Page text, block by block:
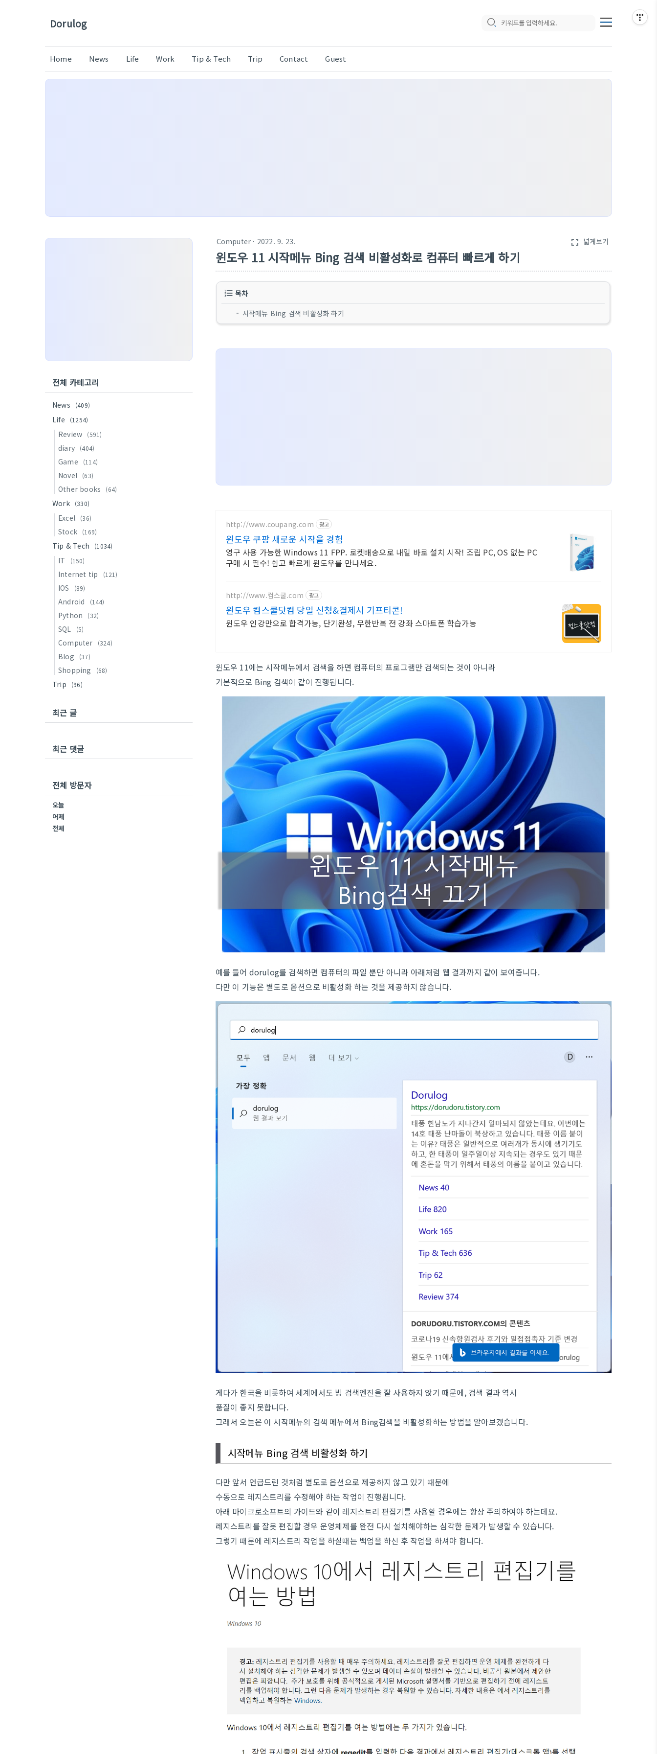
Dorulog
Home News Life Work Tip & Tech Trip Contact Guest
Computer · 2022. 9. 23. fullscreen 넓게보기
윈도우 11 시작메뉴 Bing 검색 비활성화로 컴퓨터 빠르게 하기
목차
시작메뉴 Bing 검색 비활성화 하기
http://www.coupang.com 광고
윈도우 쿠팡 새로운 시작을 경험
영구 사용 가능한 Windows 11 FPP. 로켓배송으로 내일 바로 설치 시작! 조립 PC, OS 없는 PC
구매 시 필수! 쉽고 빠르게 윈도우를 만나세요.
http://www.컴스쿨.com 광고
윈도우 컴스쿨닷컴 당일 신청&결제시 기프티콘!
윈도우 인강만으로 합격가능, 단기완성, 무한반복 전 강좌 스마트폰 학습가능
윈도우 11에는 시작메뉴에서 검색을 하면 컴퓨터의 프로그램만 검색되는 것이 아니라
기본적으로 Bing 검색이 같이 진행됩니다.
예를 들어 dorulog를 검색하면 컴퓨터의 파일 뿐만 아니라 아래처럼 웹 결과까지 같이 보여줍니다.
다만 이 기능은 별도로 옵션으로 비활성화 하는 것을 제공하지 않습니다.
게다가 한국을 비롯하여 세계에서도 빙 검색엔진을 잘 사용하지 않기 때문에, 검색 결과 역시
품질이 좋지 못합니다.
그래서 오늘은 이 시작메뉴의 검색 메뉴에서 Bing검색을 비활성화하는 방법을 알아보겠습니다.
시작메뉴 Bing 검색 비활성화 하기
다만 앞서 언급드린 것처럼 별도로 옵션으로 제공하지 않고 있기 때문에
수동으로 레지스트리를 수정해야 하는 작업이 진행됩니다.
아래 마이크로소프트의 가이드와 같이 레지스트리 편집기를 사용할 경우에는 항상 주의하여야 하는데요.
레지스트리를 잘못 편집할 경우 운영체제를 완전 다시 설치해야하는 심각한 문제가 발생할 수 있습니다.
그렇기 때문에 레지스트리 작업을 하실때는 백업을 하신 후 작업을 하셔야 합니다.
전체 카테고리
News (409)
Life (1254)
Review (591)
diary (404)
Game (114)
Novel (63)
Other books (64)
Work (330)
Excel (36)
Stock (169)
Tip & Tech (1034)
IT (150)
Internet tip (121)
IOS (89)
Android (144)
Python (32)
SQL (5)
Computer (324)
Blog (37)
Shopping (68)
Trip (96)
최근 글
최근 댓글
전체 방문자
오늘
어제
전체